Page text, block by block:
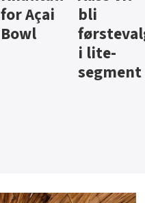
jus fra
Berentsen
iste fra
Hansa